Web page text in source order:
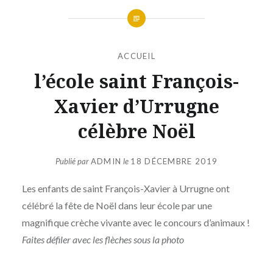
ACCUEIL
l’école saint François-
Xavier d’Urrugne
célèbre Noël
Publié parADMIN le 18 DÉCEMBRE 2019
Les enfants de saint François-Xavier à Urrugne ont
célébré la fête de Noël dans leur école par une
magnifique crèche vivante avec le concours d’animaux !
Faites défiler avec les flèches sous la photo